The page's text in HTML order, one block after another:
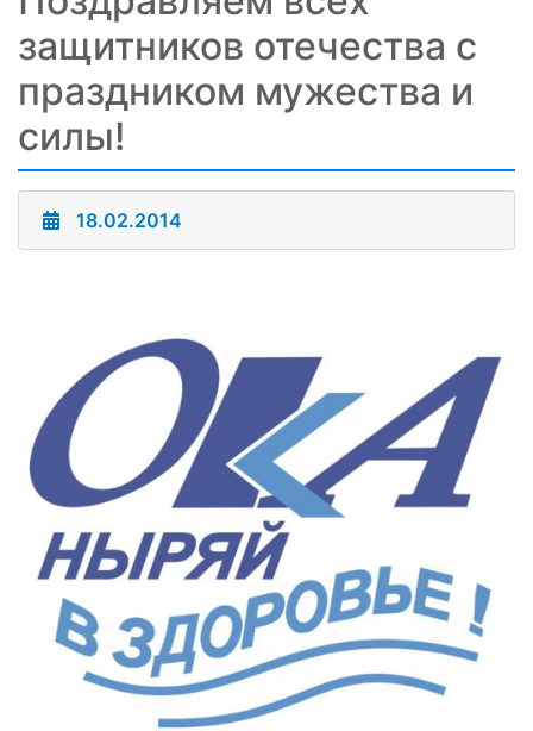
защитников отечества с
праздником мужества и
силы!
18.02.2014